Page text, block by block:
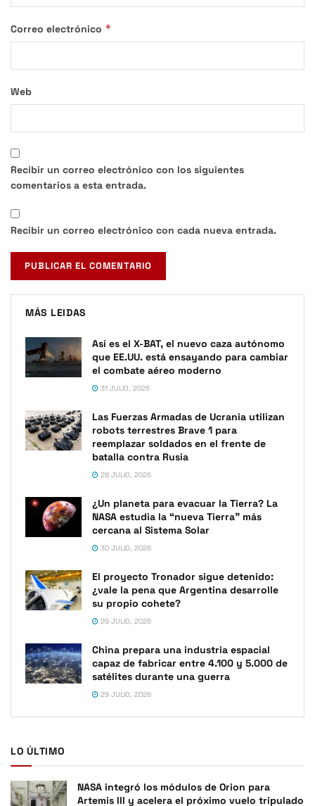
Correo electrónico *
Web
Recibir un correo electrónico con los siguientes
comentarios a esta entrada.
Recibir un correo electrónico con cada nueva entrada.
MÁS LEIDAS
Así es el X-BAT, el nuevo caza autónomo
que EE.UU. está ensayando para cambiar
el combate aéreo moderno
31 JULIO, 2026
Las Fuerzas Armadas de Ucrania utilizan
robots terrestres Brave 1 para
reemplazar soldados en el frente de
batalla contra Rusia
28 JULIO, 2026
¿Un planeta para evacuar la Tierra? La
NASA estudia la “nueva Tierra” más
cercana al Sistema Solar
30 JULIO, 2026
El proyecto Tronador sigue detenido:
¿vale la pena que Argentina desarrolle
su propio cohete?
29 JULIO, 2026
China prepara una industria espacial
capaz de fabricar entre 4.100 y 5.000 de
satélites durante una guerra
29 JULIO, 2026
LO ÚLTIMO
NASA integró los módulos de Orion para
Artemis III y acelera el próximo vuelo tripulado